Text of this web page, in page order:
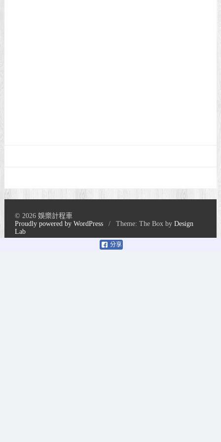
分享
© 2026 娛樂計程車
Proudly powered by WordPress
/ Theme: The Box byDesign
Lab